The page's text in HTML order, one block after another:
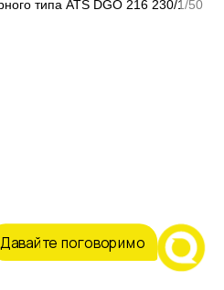
Давайте поговоримо